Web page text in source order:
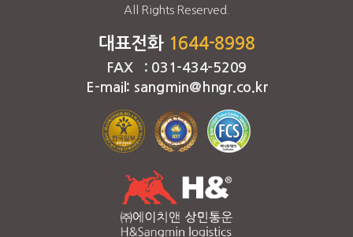
All Rights Reserved.
대표전화 1644-8998
FAX : 031-434-5209
E-mail: sangmin@hngr.co.kr